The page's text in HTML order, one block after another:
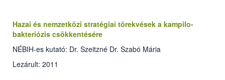
Hazai és nemzetközi stratégiai törekvések a kampilo­
bakteriózis csökkentésére
NÉBIH-es kutató: Dr. Szeitzné Dr. Szabó Mária
Lezárult: 2011